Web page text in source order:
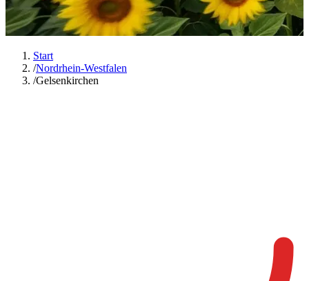
Start
/Nordrhein-Westfalen
/Gelsenkirchen